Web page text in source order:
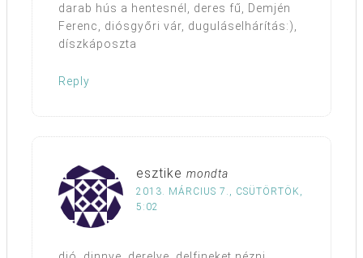
darab hús a hentesnél, deres fű, Demjén
Ferenc, diósgyőri vár, duguláselhárítás:),
díszkáposzta
Reply
esztike mondta
2013. MÁRCIUS 7., CSÜTÖRTÖK,
5:02